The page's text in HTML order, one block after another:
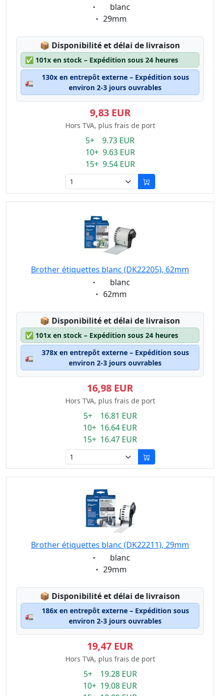
Eigenschaft:
blanc
Eigenschaft:
29mm
📦 Lagerstatus:
Disponibilité et délai de livraison
✅ 101x en stock – Expédition sous 24 heures
🚛
130x en entrepôt externe – Expédition sous
environ 2-3 jours ouvrables
9,83 EUR
Hors TVA, plus frais de port
5+ 9.73 EUR
10+ 9.63 EUR
15+ 9.54 EUR
Brother étiquettes blanc (DK22205), 62mm
Eigenschaft:
blanc
Eigenschaft:
62mm
📦 Lagerstatus:
Disponibilité et délai de livraison
✅ 101x en stock – Expédition sous 24 heures
🚛
378x en entrepôt externe – Expédition sous
environ 2-3 jours ouvrables
16,98 EUR
Hors TVA, plus frais de port
5+ 16.81 EUR
10+ 16.64 EUR
15+ 16.47 EUR
Brother étiquettes blanc (DK22211), 29mm
Eigenschaft:
blanc
Eigenschaft:
29mm
📦 Lagerstatus:
Disponibilité et délai de livraison
🚛
186x en entrepôt externe – Expédition sous
environ 2-3 jours ouvrables
19,47 EUR
Hors TVA, plus frais de port
5+ 19.28 EUR
10+ 19.08 EUR